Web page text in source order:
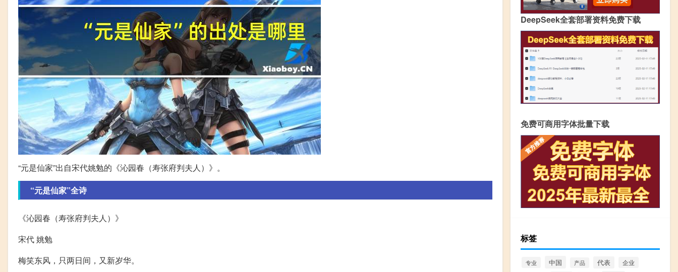
“元是仙家”出自宋代姚勉的《沁园春（寿张府判夫人）》。
“元是仙家”全诗
《沁园春（寿张府判夫人）》
宋代 姚勉
梅笑东风，只两日间，又新岁华。
DeepSeek全套部署资料免费下载
免费可商用字体批量下载
标签
专业 中国 产品 代表 企业